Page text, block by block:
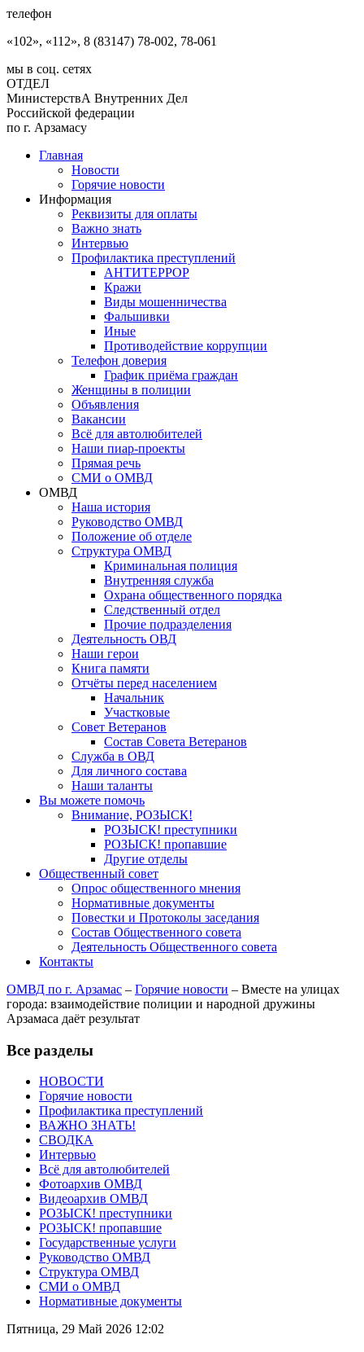
телефон
«102», «112», 8 (83147) 78-002, 78-061
мы в соц. сетях
ОТДЕЛ
МинистерствА Внутренних Дел
Российской федерации
по г. Арзамасу
Главная
Новости
Горячие новости
Информация
Реквизиты для оплаты
Важно знать
Интервью
Профилактика преступлений
АНТИТЕРРОР
Кражи
Виды мошенничества
Фальшивки
Иные
Противодействие коррупции
Телефон доверия
График приёма граждан
Женщины в полиции
Объявления
Вакансии
Всё для автолюбителей
Наши пиар-проекты
Прямая речь
СМИ о ОМВД
ОМВД
Наша история
Руководство ОМВД
Положение об отделе
Структура ОМВД
Криминальная полиция
Внутренняя служба
Охрана общественного порядка
Следственный отдел
Прочие подразделения
Деятельность ОВД
Наши герои
Книга памяти
Отчёты перед населением
Начальник
Участковые
Совет Ветеранов
Состав Совета Ветеранов
Служба в ОВД
Для личного состава
Наши таланты
Вы можете помочь
Внимание, РОЗЫСК!
РОЗЫСК! преступники
РОЗЫСК! пропавшие
Другие отделы
Общественный совет
Опрос общественного мнения
Нормативные документы
Повестки и Протоколы заседания
Состав Общественного совета
Деятельность Общественного совета
Контакты
ОМВД по г. Арзамас – Горячие новости – Вместе на улицах
города: взаимодействие полиции и народной дружины
Арзамаса даёт результат
Все разделы
НОВОСТИ
Горячие новости
Профилактика преступлений
ВАЖНО ЗНАТЬ!
СВОДКА
Интервью
Всё для автолюбителей
Фотоархив ОМВД
Видеоархив ОМВД
РОЗЫСК! преступники
РОЗЫСК! пропавшие
Государственные услуги
Руководство ОМВД
Структура ОМВД
СМИ о ОМВД
Нормативные документы
Пятница, 29 Май 2026 12:02